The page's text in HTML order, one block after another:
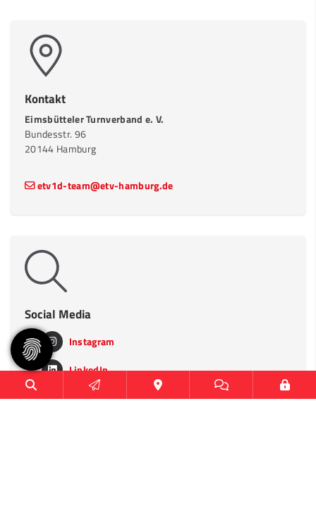
Kontakt
Eimsbütteler Turnverband e. V.
Bundesstr. 96
20144 Hamburg
etv1d-team@etv-hamburg.de
Social Media
Instagram
LinkedIn
TikTok